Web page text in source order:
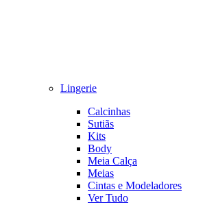
Lingerie
Calcinhas
Sutiãs
Kits
Body
Meia Calça
Meias
Cintas e Modeladores
Ver Tudo